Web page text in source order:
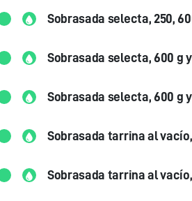
Sobrasada selecta, 250,
Sobrasada selecta, 600 g y
Sobrasada selecta, 600 g y
Sobrasada tarrina al
Sobrasada tarrina al